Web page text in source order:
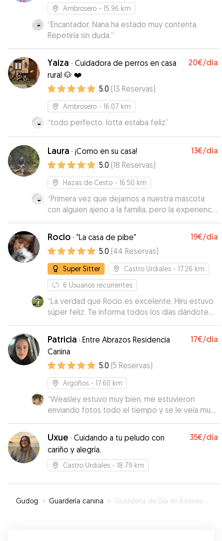
Ambrosero - 15.96 km
“Encantador, Nana ha estado muy contenta.
Repetiría sin duda.”
Yaiza · Cuidadora de perros en casa
rural 🐶 ❤️
20€/día
5.0 (13 Reservas)
Ambrosero - 16.07 km
“todo perfecto. lotta estaba feliz”
Laura · ¡Como en su casa! 13€/día
5.0 (18 Reservas)
Hazas de Cesto - 16.50 km
“Primera vez que dejamos a nuestra mascota
con alguien ajeno a la familia, pero la experiencia
no puede ser más positiva. Laura fue muy
amable y atenta en respondernos siempre que
le escribimos, además de mandarnos divertidos
documentos gráficos de la estancia. Creo que
Ringo se lo pasó muy bien, así que seguro que
repetiremos. ¡Gracias Laura!.”
Rocio · "La casa de pibe" 19€/día
5.0 (44 Reservas)
Super Sitter Castro Urdiales - 17.26 km
6 Usuarios recurrentes
“La verdad que Rocío es excelente, Hiru estuvo
súper feliz. Te informa todos los días dándote
mucha tranquilidad. Recomendadísima !!!
Repetiremos al 1000%
Patricia · Entre Abrazos Residencia
Canina
17€/día
5.0 (5 Reservas)
Argoños - 17.60 km
“Weasley estuvo muy bien, me estuvieron
enviando fotos todo el tiempo y se le veía muy
a gusto”
Uxue · Cuidando a tu peludo con
cariño y alegría.
35€/día
Castro Urdiales - 18.79 km
Gudog » Guardería canina » Guardería de Día en Rasines